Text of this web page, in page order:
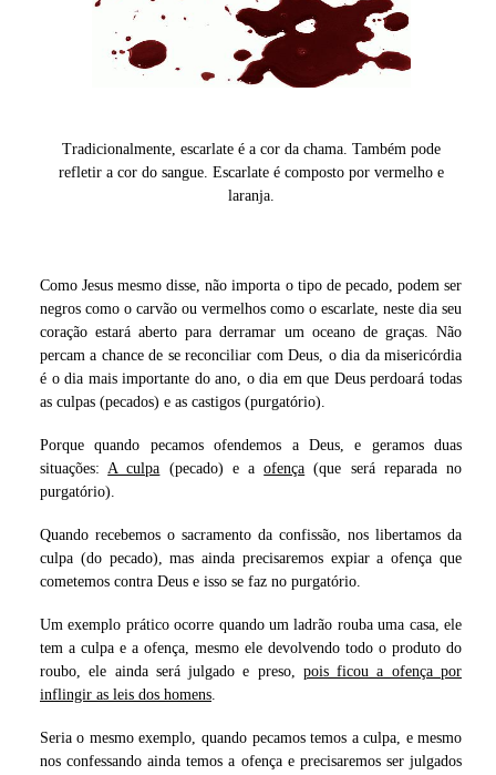
Tradicionalmente, escarlate é a cor da chama. Também pode
refletir a cor do sangue. Escarlate é composto por vermelho e
laranja.
Como Jesus mesmo disse, não importa o tipo de pecado, podem ser
negros como o carvão ou vermelhos como o escarlate, neste dia seu
coração estará aberto para derramar um oceano de graças. Não
percam a chance de se reconciliar com Deus, o dia da misericórdia
é o dia mais importante do ano, o dia em que Deus perdoará todas
as culpas (pecados) e as castigos (purgatório).
Porque quando pecamos ofendemos a Deus, e geramos duas
situações:A culpa (pecado) e aofença (que será reparada no
purgatório).
Quando recebemos o sacramento da confissão, nos libertamos da
culpa (do pecado), mas ainda precisaremos expiar a ofença que
cometemos contra Deus e isso se faz no purgatório.
Um exemplo prático ocorre quando um ladrão rouba uma casa, ele
tem a culpa e a ofença, mesmo ele devolvendo todo o produto do
roubo, ele ainda será julgado e preso, pois ficou a ofença por
inflingir as leis dos homens.
Seria o mesmo exemplo, quando pecamos temos a culpa, e mesmo
nos confessando ainda temos a ofença e precisaremos ser julgados